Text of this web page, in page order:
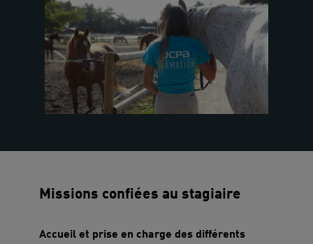
Missions confiées au stagiaire
Accueil et prise en charge des différents